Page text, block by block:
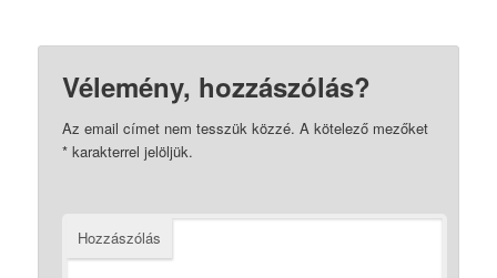
Vélemény, hozzászólás?
Az email címet nem tesszük közzé. A kötelező mezőket
* karakterrel jelöljük.
Hozzászólás